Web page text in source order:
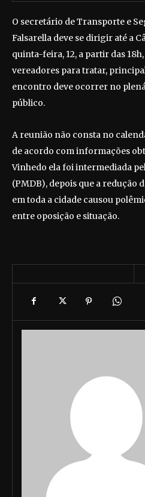
O secretário de Transporte e
Falsarella deve se dirigir até a
quinta-feira, 12, a partir das
vereadores para tratar,
encontro deve ocorrer no
público.
A reunião não consta no
de acordo com informações
Vinhedo ela foi intermediada
(PMDB), depois que a redução
em toda a cidade causou
entre oposição e situação.